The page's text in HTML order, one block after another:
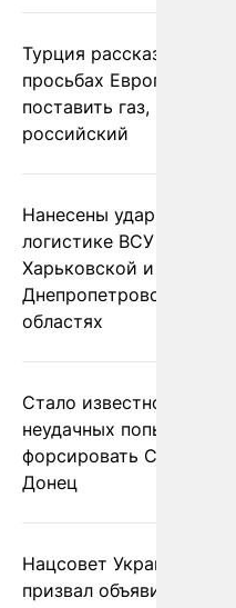
Турция рассказала о
просьбах Европы
поставить газ, но не
российский
Нанесены удары по
логистике ВСУ в
Харьковской и
Днепропетровской
областях
Стало известно о
неудачных попытках
форсировать
Донец
Нацсовет Украины по
призвал объявить